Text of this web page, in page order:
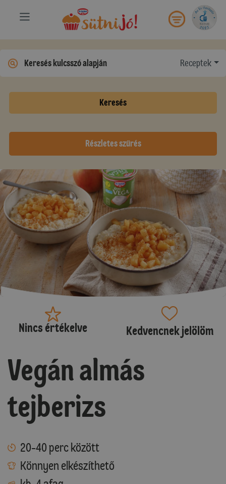
Receptek
Keresés
Részletes szűrés
Nincs értékelve Kedvencnek jelölöm
Vegán almás
tejberizs
20-40 perc között
Könnyen elkészíthető